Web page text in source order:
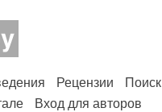
Рецензии
Поиск
Вход для авторов